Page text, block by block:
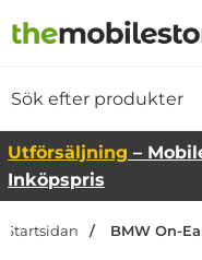
Utförsäljning –
Inköpspris
Startsidan BMW On-